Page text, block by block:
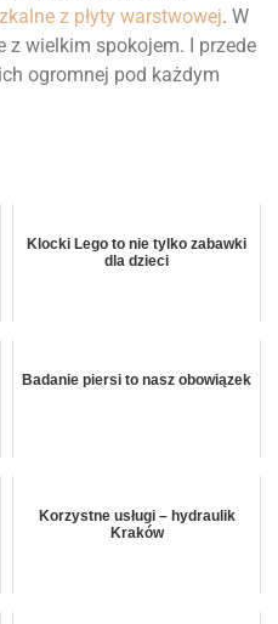
z płyty warstwowej. W
z wielkim spokojem. I przede
ogromnej pod każdym
Klocki Lego to nie tylko zabawki
dla dzieci
Badanie piersi to nasz obowiązek
Korzystne usługi – hydraulik
Kraków